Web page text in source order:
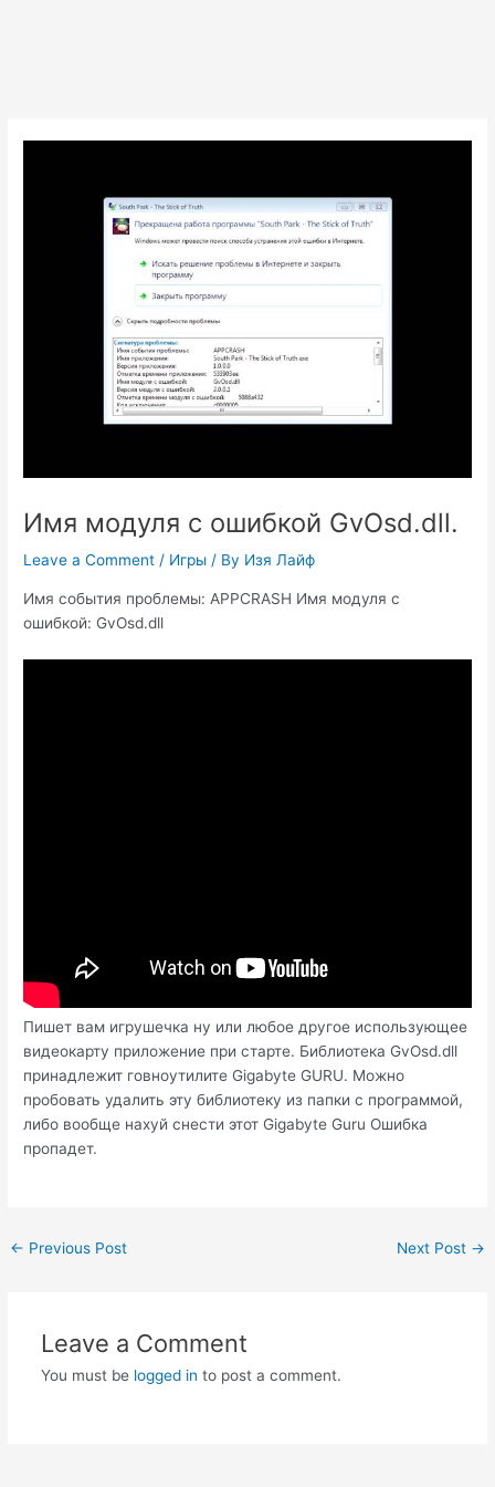
Имя модуля с ошибкой GvOsd.dll.
Leave a Comment / Игры / By Изя Лайф
Имя события проблемы: APPCRASH Имя модуля с
ошибкой: GvOsd.dll
Пишет вам игрушечка ну или любое другое использующее
видеокарту приложение при старте. Библиотека GvOsd.dll
принадлежит говноутилите Gigabyte GURU. Можно
пробовать удалить эту библиотеку из папки с программой,
либо вообще нахуй снести этот Gigabyte Guru Ошибка
пропадет.
Post
← Previous Post Next Post →
Leave a Comment
You must be logged in to post a comment.